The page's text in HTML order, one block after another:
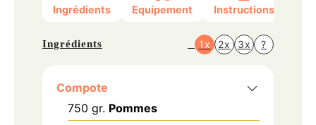
Ingrédients Equipement Instructions
Ingrédients 1x 2x 3x ?
Compote
750 gr. Pommes